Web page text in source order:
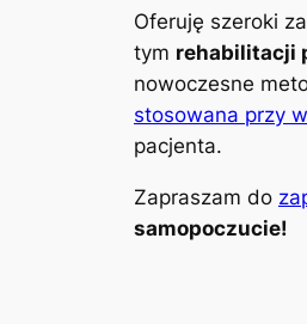
Oferuję szeroki
tym rehabilitacji
nowoczesne
stosowana przy
pacjenta.
Zapraszam do
samopoczucie!